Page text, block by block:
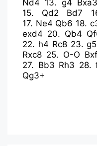
Nd4 13. g4 Bxa3
15. Qd2 Bd7
17. Ne4 Qb6 18.
exd4 20. Qb4
22. h4 Rc8 23.g5
Rxc8 25. O-O
27. Bb3 Rh3 28.
Qg3+